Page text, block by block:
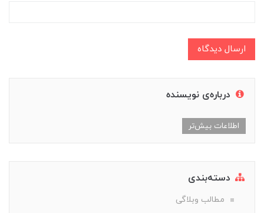
ارسال دیدگاه
درباره‌ی نویسنده
اطلاعات بیش‌تر
دسته‌بندی
مطالب وبلاگی